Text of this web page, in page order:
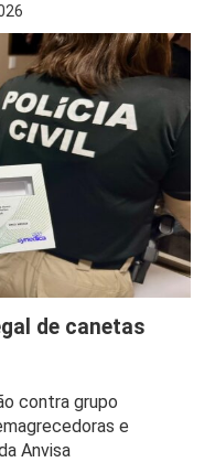
de canetas
contra grupo
e
Anvisa